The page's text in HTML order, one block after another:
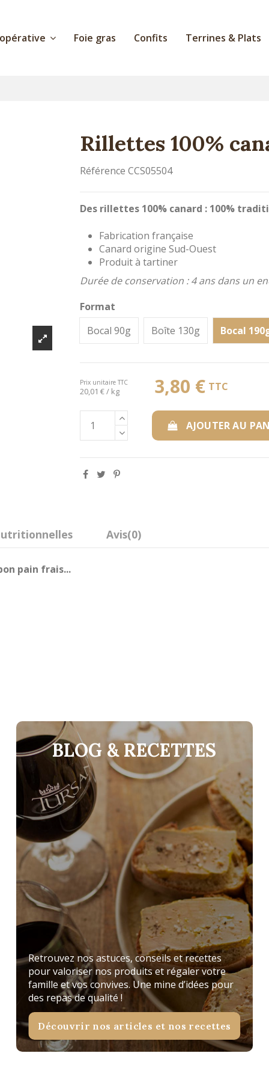
Foie gras Confits Terrines & Plats
Rillettes 100%
Référence CCS05504
Des rillettes 100% canard : 100%
Fabrication française
Canard origine Sud-Ouest
Produit à tartiner
Durée de conservation : 4 ans dans un
Format
Bocal 90g
Boîte 130g Bocal
Prix unitaire TTC
20,01 € / kg 3,80 € TTC
AJOUTER AU
Avis(0)
pain frais...
BLOG & RECETTES
Retrouvez nos astuces, conseils et recettes
pour valoriser nos produits et régaler votre
famille et vos convives. Une mine d’idées pour
des repas de qualité !
Découvrir nos articles et nos recettes